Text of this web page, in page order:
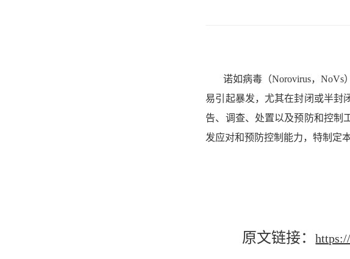
诺如病毒（Norovirus，
易引起暴发，尤其在封闭或半封
告、调查、处置以及预防和控制
发应对和预防控制能力，特制定本
原文链接：